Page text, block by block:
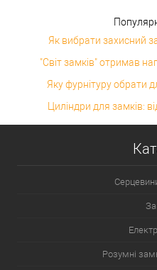
Як вибрати захисний
"Світ замків" отримав
Яку фурнітуру обрати
Циліндри для замків:
Розумні